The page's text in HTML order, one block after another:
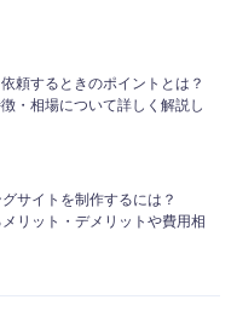
頼するときのポイントとは？
・相場について詳しく解説し
サイトを制作するには？
リット・デメリットや費用相